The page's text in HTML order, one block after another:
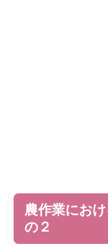
農作業にお
の２